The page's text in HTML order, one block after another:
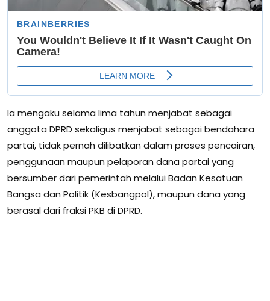
Ia mengaku selama lima tahun menjabat sebagai
anggota DPRD sekaligus menjabat sebagai bendahara
partai, tidak pernah dilibatkan dalam proses pencairan,
penggunaan maupun pelaporan dana partai yang
bersumber dari pemerintah melalui Badan Kesatuan
Bangsa dan Politik (Kesbangpol), maupun dana yang
berasal dari fraksi PKB di DPRD.